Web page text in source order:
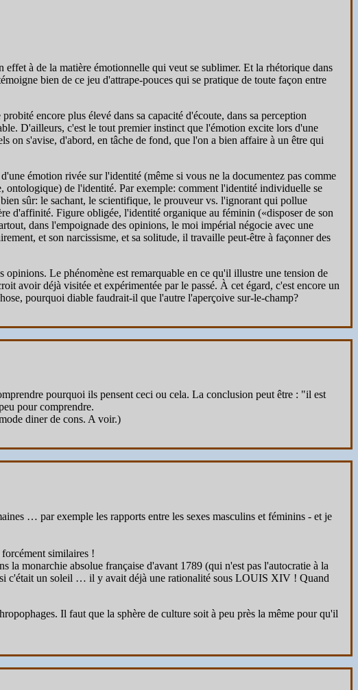
à de la matière émotionnelle qui veut se sublimer. Et la rhétorique dans
bien de ce jeu d'attrape-pouces qui se pratique de toute façon entre
encore plus élevé dans sa capacité d'écoute, dans sa perception
D'ailleurs, c'est le tout premier instinct que l'émotion excite lors d'une
on s'avise, d'abord, en tâche de fond, que l'on a bien affaire à un être qui
émotion rivée sur l'identité (même si vous ne la documentez pas comme
ontologique) de l'identité. Par exemple: comment l'identité individuelle se
sûr: le sachant, le scientifique, le prouveur vs. l'ignorant qui pollue
d'affinité. Figure obligée, l'identité organique au féminin («disposer de son
dans l'empoignade des opinions, le moi impérial négocie avec une
et son narcissisme, et sa solitude, il travaille peut-être à façonner des
Le phénomène est remarquable en ce qu'il illustre une tension de
avoir déjà visitée et expérimentée par le passé. À cet égard, c'est encore un
pourquoi diable faudrait-il que l'autre l'aperçoive sur-le-champ?
pourquoi ils pensent ceci ou cela. La conclusion peut être : "il est
pour comprendre.
diner de cons. A voir.)
… par exemple les rapports entre les sexes masculins et féminins - et je
similaires !
la monarchie absolue française d'avant 1789 (qui n'est pas l'autocratie à la
c'était un soleil … il y avait déjà une rationalité sous LOUIS XIV ! Quand
Il faut que la sphère de culture soit à peu près la même pour qu'il